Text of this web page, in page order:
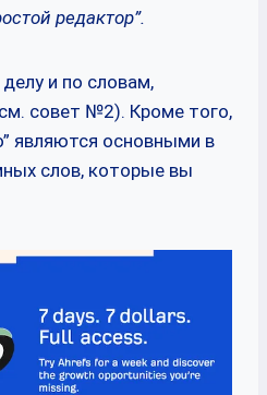
редактор”.
и по словам,
совет №2). Кроме того,
являются основными в
слов, которые вы